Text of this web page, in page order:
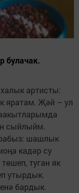
булачак.
артисты:
яратам. Җәй – ул
сыйлыйм.
шашлык
кадәр су
туган як
утырдык.
бардык.